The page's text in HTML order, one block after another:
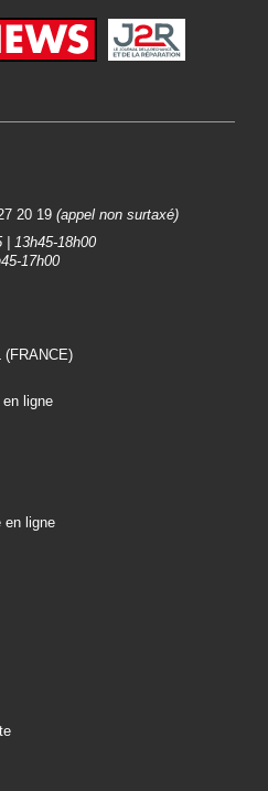
20 19 (appel non surtaxé)
| 13h45-18h00
17h00
(FRANCE)
ligne
en ligne